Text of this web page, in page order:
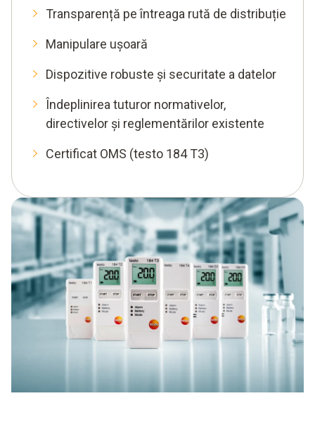
Transparență pe întreaga rută de distribuție
Manipulare ușoară
Dispozitive robuste și securitate a datelor
Îndeplinirea tuturor normativelor,
directivelor și reglementărilor existente
Certificat OMS (testo 184 T3)